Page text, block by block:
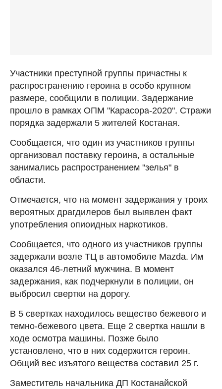
Участники преступной группы причастны к
распространению героина в особо крупном
размере, сообщили в полиции. Задержание
прошло в рамках ОПМ "Карасора-2020". Стражи
порядка задержали 5 жителей Костаная.
Сообщается, что один из участников группы
организовал поставку героина, а остальные
занимались распространением "зелья" в
области.
Отмечается, что на момент задержания у троих
вероятных драгдилеров был выявлен факт
употребления опиоидных наркотиков.
Сообщается, что одного из участников группы
задержали возле ТЦ в автомобиле Mazda. Им
оказался 46-летний мужчина. В момент
задержания, как подчеркнули в полиции, он
выбросил свертки на дорогу.
В 5 свертках находилось вещество бежевого и
темно-бежевого цвета. Еще 2 свертка нашли в
ходе осмотра машины. Позже было
установлено, что в них содержится героин.
Общий вес изъятого вещества составил 25 г.
Заместитель начальника ДП Костанайской